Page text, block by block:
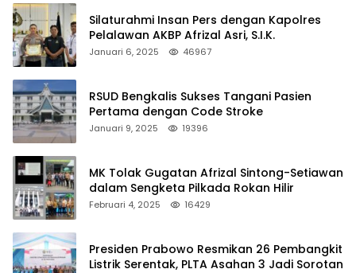
Silaturahmi Insan Pers dengan Kapolres
Pelalawan AKBP Afrizal Asri, S.I.K.
Januari 6, 2025 46967
RSUD Bengkalis Sukses Tangani Pasien
Pertama dengan Code Stroke
Januari 9, 2025 19396
MK Tolak Gugatan Afrizal Sintong-Setiawan
dalam Sengketa Pilkada Rokan Hilir
Februari 4, 2025 16429
Presiden Prabowo Resmikan 26 Pembangkit
Listrik Serentak, PLTA Asahan 3 Jadi Sorotan